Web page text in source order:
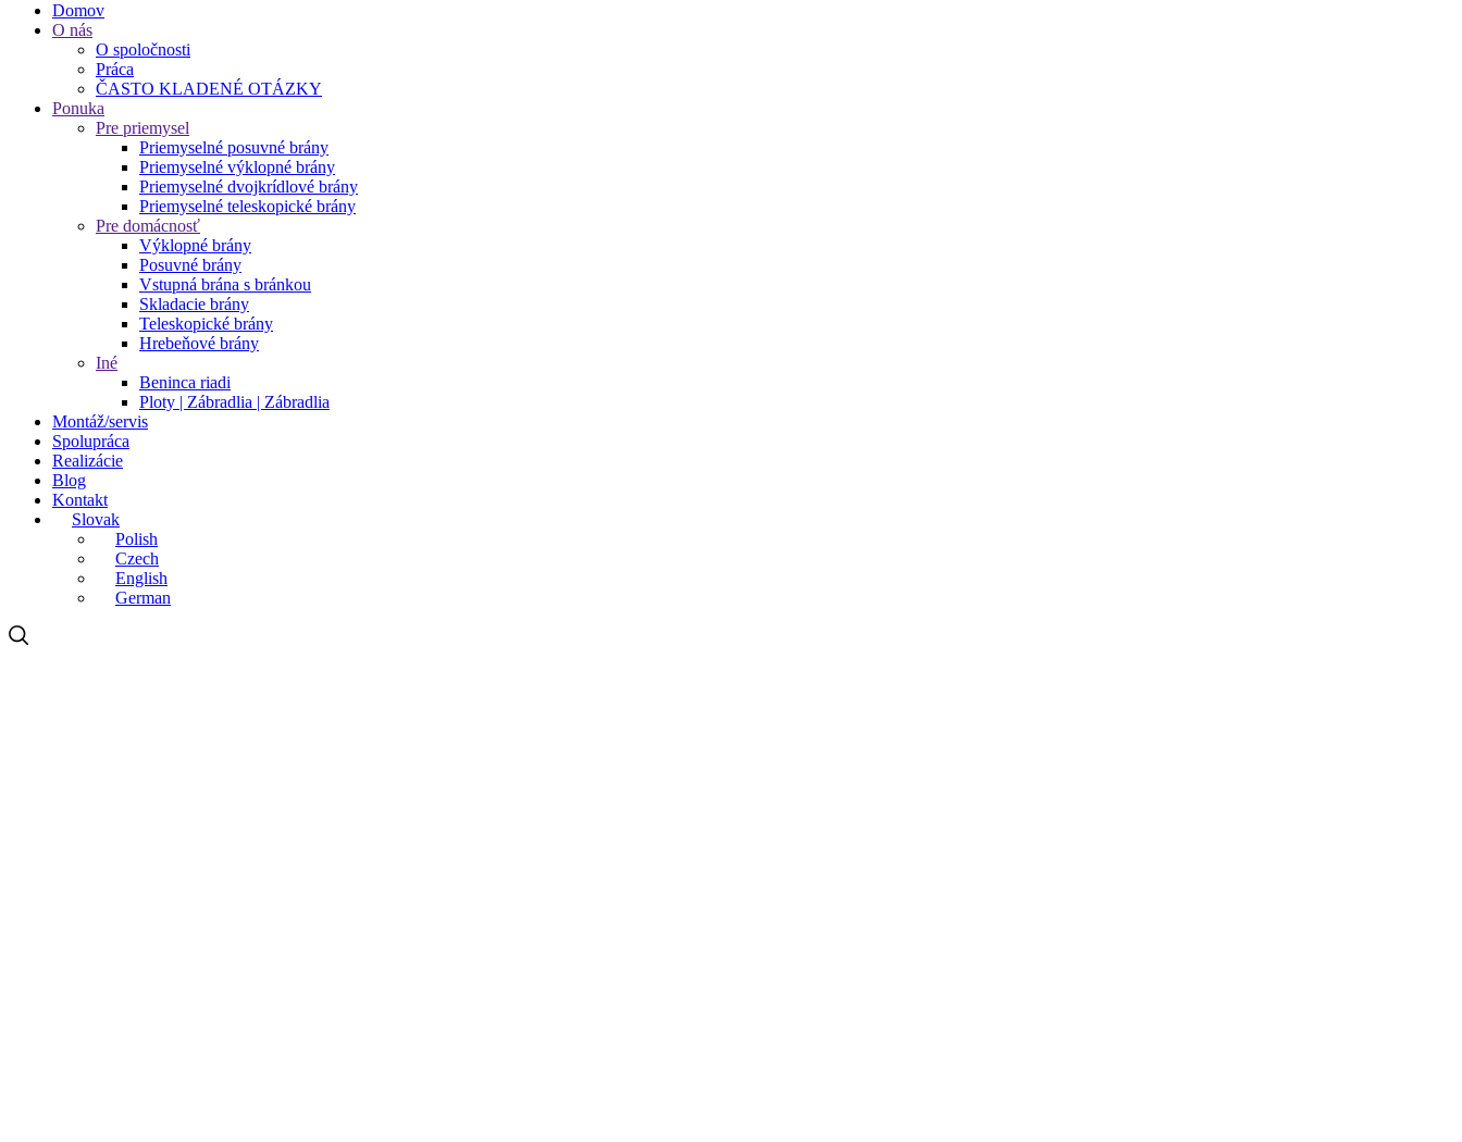
Domov
O nás
O spoločnosti
Práca
ČASTO KLADENÉ OTÁZKY
Ponuka
Pre priemysel
Priemyselné posuvné brány
Priemyselné výklopné brány
Priemyselné dvojkrídlové brány
Priemyselné teleskopické brány
Pre domácnosť
Výklopné brány
Posuvné brány
Vstupná brána s bránkou
Skladacie brány
Teleskopické brány
Hrebeňové brány
Iné
Beninca riadi
Ploty | Zábradlia | Zábradlia
Montáž/servis
Spolupráca
Realizácie
Blog
Kontakt
Slovak
Polish
Czech
English
German